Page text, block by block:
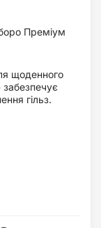
Преміум
щоденного
гільз.